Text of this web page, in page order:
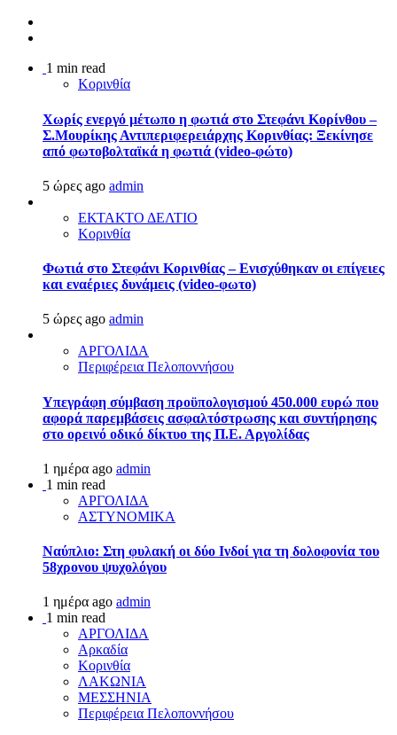
1 min read
Κορινθία
Χωρίς ενεργό μέτωπο η φωτιά στο Στεφάνι Κορίνθου –
Σ.Μουρίκης Αντιπεριφερειάρχης Κορινθίας: Ξεκίνησε
από φωτοβολταϊκά η φωτιά (video-φώτο)
5 ώρες ago admin
ΕΚΤΑΚΤΟ ΔΕΛΤΙΟ
Κορινθία
Φωτιά στο Στεφάνι Κορινθίας – Ενισχύθηκαν οι επίγειες
και εναέριες δυνάμεις (video-φωτο)
5 ώρες ago admin
ΑΡΓΟΛΙΔΑ
Περιφέρεια Πελοποννήσου
Υπεγράφη σύμβαση προϋπολογισμού 450.000 ευρώ που
αφορά παρεμβάσεις ασφαλτόστρωσης και συντήρησης
στο ορεινό οδικό δίκτυο της Π.Ε. Αργολίδας
1 ημέρα ago admin
1 min read
ΑΡΓΟΛΙΔΑ
ΑΣΤΥΝΟΜΙΚΑ
Ναύπλιο: Στη φυλακή οι δύο Ινδοί για τη δολοφονία του
58χρονου ψυχολόγου
1 ημέρα ago admin
1 min read
ΑΡΓΟΛΙΔΑ
Αρκαδία
Κορινθία
ΛΑΚΩΝΙΑ
ΜΕΣΣΗΝΙΑ
Περιφέρεια Πελοποννήσου